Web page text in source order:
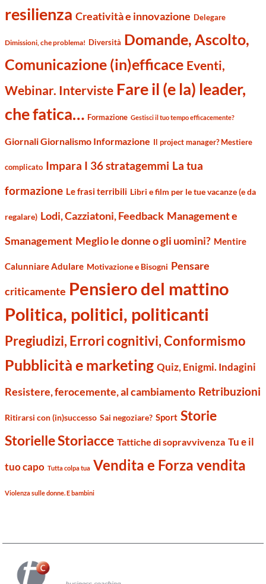
resilienza Creatività e innovazione Delegare
Dimissioni, che problema! Diversità Domande, Ascolto,
Comunicazione (in)efficace Eventi,
Webinar. Interviste Fare il (e la) leader,
che fatica… Formazione Gestisci il tuo tempo efficacemente?
Giornali Giornalismo Informazione Il project manager? Mestiere
complicato Impara I 36 stratagemmi La tua
formazione Le frasi terribili Libri e film per le tue vacanze (e da
regalare) Lodi, Cazziatoni, Feedback Management e
Smanagement Meglio le donne o gli uomini? Mentire
Calunniare Adulare Motivazione e Bisogni Pensare
criticamente Pensiero del mattino
Politica, politici, politicanti
Pregiudizi, Errori cognitivi, Conformismo
Pubblicità e marketing Quiz, Enigmi. Indagini
Resistere, ferocemente, al cambiamento Retribuzioni
Ritirarsi con (in)successo Sai negoziare? Sport Storie
Storielle Storiacce Tattiche di sopravvivenza Tu e il
tuo capo Tutta colpa tua Vendita e Forza vendita
Violenza sulle donne. E bambini